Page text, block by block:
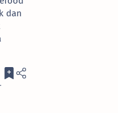
dan
3